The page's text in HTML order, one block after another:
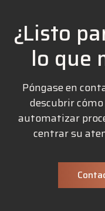
¿Listo
lo que
Póngase en
descubrir
automatizar
centrar su